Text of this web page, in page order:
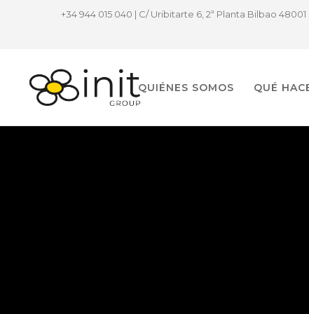
+34 944 015 040 | C/ Uribitarte 6, 2ª Planta Bilbao 48001
QUIÉNES SOMOS QUÉ